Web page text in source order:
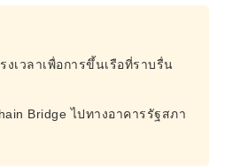
เวลาเพื่อการขึ้นเรือที่ราบรื่น
Bridge ไปทางอาคารรัฐสภา